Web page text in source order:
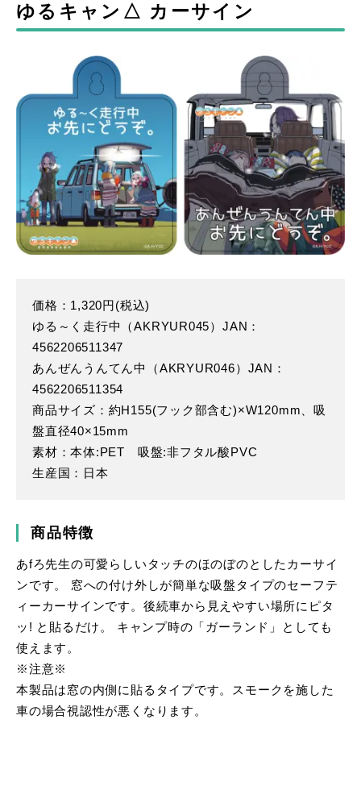
ゆるキャン△ カーサイン
価格：1,320円(税込)
ゆる～く走行中（AKRYUR045）JAN：
4562206511347
あんぜんうんてん中（AKRYUR046）JAN：
4562206511354
商品サイズ：約H155(フック部含む)×W120mm、吸
盤直径40×15mm
素材：本体:PET 吸盤:非フタル酸PVC
生産国：日本
商品特徴
あfろ先生の可愛らしいタッチのほのぼのとしたカーサイ
ンです。 窓への付け外しが簡単な吸盤タイプのセーフテ
ィーカーサインです。後続車から見えやすい場所にピタ
ッ! と貼るだけ。 キャンプ時の「ガーランド」としても
使えます。
※注意※
本製品は窓の内側に貼るタイプです。スモークを施した
車の場合視認性が悪くなります。